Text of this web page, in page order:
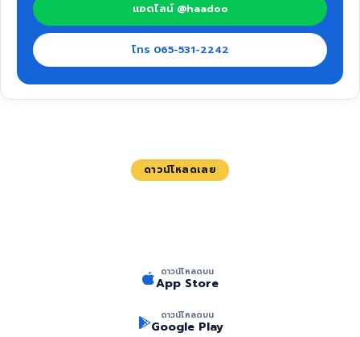
แอดไลน์ @haadoo
โทร 065-531-2242
ดาวน์โหลดเลย
ดาวน์โหลดบน
App Store
ดาวน์โหลดบน
Google Play